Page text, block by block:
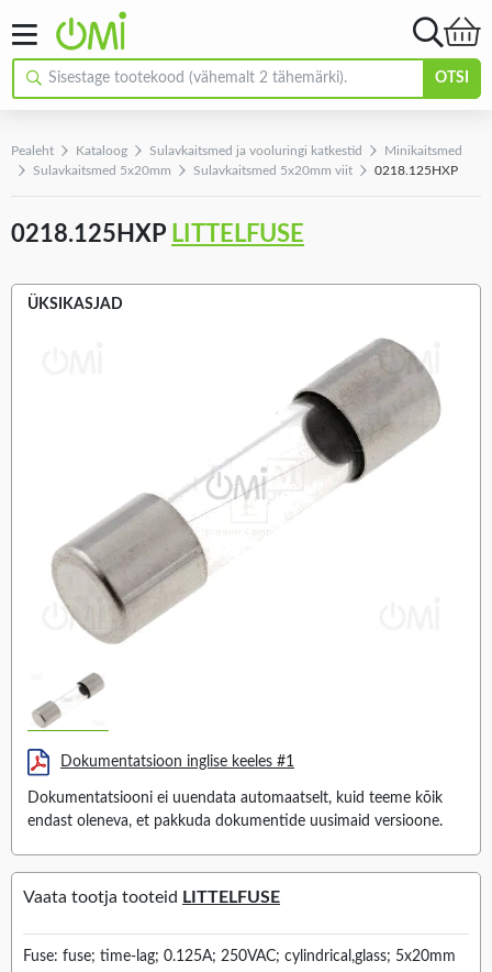
OTSI
Pealeht Kataloog Sulavkaitsmed ja vooluringi katkestid
Minikaitsmed
Sulavkaitsmed 5x20mm
Sulavkaitsmed 5x20mm viit 0218.125HXP
0218.125HXP LITTELFUSE
ÜKSIKASJAD
Dokumentatsioon inglise keeles #1
Dokumentatsiooni ei uuendata automaatselt, kuid teeme kõik
endast oleneva, et pakkuda dokumentide uusimaid versioone.
Vaata tootja tooteid LITTELFUSE
Fuse: fuse; time-lag; 0.125A; 250VAC; cylindrical,glass; 5x20mm